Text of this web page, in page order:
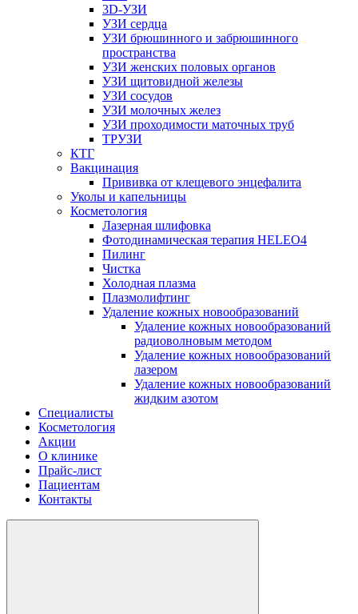
3D-УЗИ
УЗИ сердца
УЗИ брюшинного и забрюшинного
пространства
УЗИ женских половых органов
УЗИ щитовидной железы
УЗИ сосудов
УЗИ молочных желез
УЗИ проходимости маточных труб
ТРУЗИ
КТГ
Вакцинация
Прививка от клещевого энцефалита
Уколы и капельницы
Косметология
Лазерная шлифовка
Фотодинамическая терапия HELEO4
Пилинг
Чистка
Холодная плазма
Плазмолифтинг
Удаление кожных новообразований
Удаление кожных новообразований
радиоволновым методом
Удаление кожных новообразований
лазером
Удаление кожных новообразований
жидким азотом
Специалисты
Косметология
Акции
О клинике
Прайс-лист
Пациентам
Контакты